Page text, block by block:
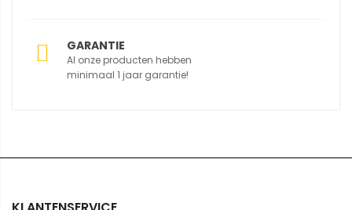
GARANTIE
Al onze producten hebben
minimaal 1 jaar garantie!